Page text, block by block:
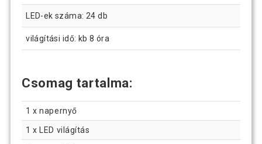
LED-ek száma: 24 db
világítási idő: kb 8 óra
Csomag tartalma:
1 x napernyő
1 x LED világítás